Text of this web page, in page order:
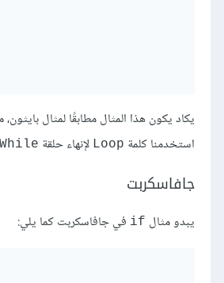
يكاد يكون هذا المثال مطابقًا لمثال
استخدمنا كلمة Loop لإنهاء حلقة
جافاسكربت
يبدو مثال if في جافاسكربت كما يلي: